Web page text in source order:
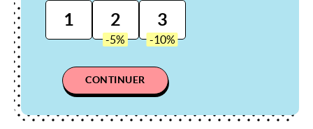
1 2 3
CONTINUER